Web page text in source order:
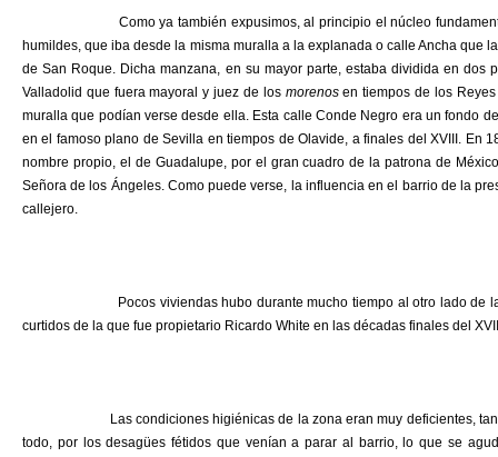
Como ya también expusimos, al principio el núcleo fundamental del
humildes, que iba desde la misma muralla a la explanada o calle Ancha que
de San Roque. Dicha manzana, en su mayor parte, estaba dividida en
Valladolid que fuera mayoral y juez de losmorenosen tiempos de los
muralla que podían verse desde ella. Esta calle Conde Negro era un fondo
en el famoso plano de Sevilla en tiempos de Olavide, a finales del XVIII. En
nombre propio, el de Guadalupe, por el gran cuadro de la patrona de
Señora de los Ángeles. Como puede verse, la influencia en el barrio de la
callejero.
Pocos viviendas hubo durante mucho tiempo al otro lado de la calle
curtidos de la que fue propietario Ricardo White en las décadas finales del
Las condiciones higiénicas de la zona eran muy deficientes, tanto
todo, por los desagües fétidos que venían a parar al barrio, lo que se